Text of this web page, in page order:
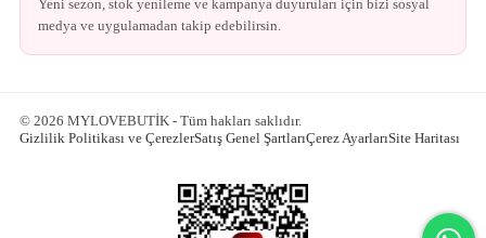
Yeni sezon, stok yenileme ve kampanya duyuruları için bizi sosyal
medya ve uygulamadan takip edebilirsin.
© 2026 MYLOVEBUTİK - Tüm hakları saklıdır.
Gizlilik Politikası ve ÇerezlerSatış Genel ŞartlarıÇerez AyarlarıSite Haritası